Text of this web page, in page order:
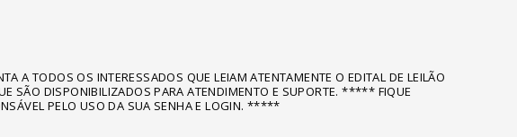
A TODOS OS INTERESSADOS QUE LEIAM ATENTAMENTE O EDITAL DE LEILÃO
SÃO DISPONIBILIZADOS PARA ATENDIMENTO E SUPORTE. ***** FIQUE
PELO USO DA SUA SENHA E LOGIN. *****